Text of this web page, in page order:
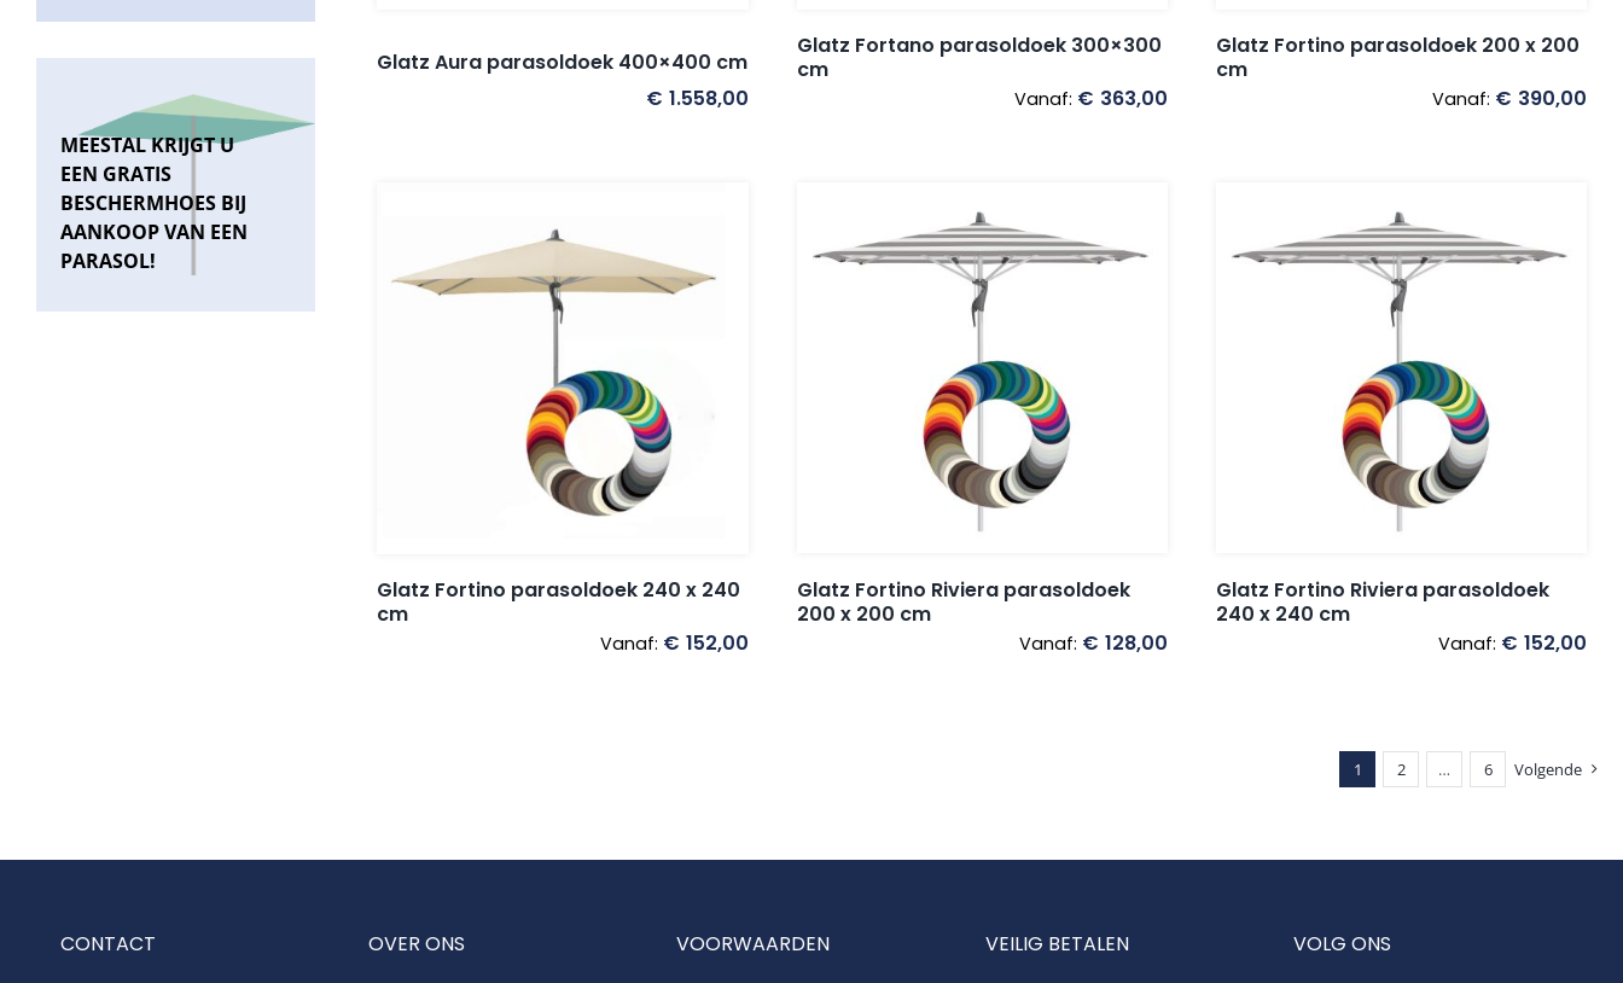
Glatz Aura parasoldoek 400×400 cm
€ 1.558,00
Glatz Fortano parasoldoek 300×300
cm
Vanaf: € 363,00
Glatz Fortino parasoldoek 200 x 200
cm
Vanaf: € 390,00
Glatz Fortino parasoldoek 240 x 240
cm
Vanaf: € 152,00
Glatz Fortino Riviera parasoldoek
200 x 200 cm
Vanaf: € 128,00
Glatz Fortino Riviera parasoldoek
240 x 240 cm
Vanaf: € 152,00
1 2 … 6 Volgende
MEESTAL KRIJGT U
EEN GRATIS
BESCHERMHOES BIJ
AANKOOP VAN EEN
PARASOL!
CONTACT OVER ONS VOORWAARDEN VEILIG BETALEN VOLG ONS